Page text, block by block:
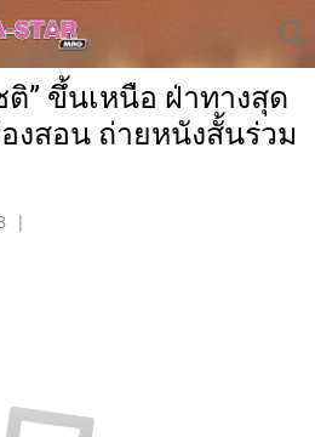
” ขึ้นเหนือ ฝ่าทางสุด
งสอน ถ่ายหนังสั้นร่วม
|